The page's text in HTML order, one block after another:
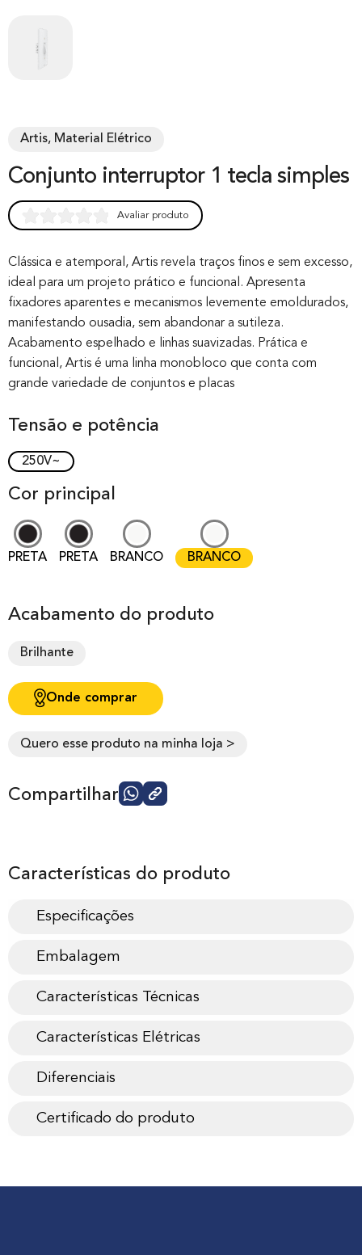
Artis, Material Elétrico
Conjunto interruptor 1 tecla simples
out of 0
based on
customer
rating
Avaliar produto
Clássica e atemporal, Artis revela traços finos e sem excesso,
ideal para um projeto prático e funcional. Apresenta
fixadores aparentes e mecanismos levemente emoldurados,
manifestando ousadia, sem abandonar a sutileza.
Acabamento espelhado e linhas suavizadas. Prática e
funcional, Artis é uma linha monobloco que conta com
grande variedade de conjuntos e placas
Tensão e potência
250V~
Cor principal
PRETA PRETA BRANCO BRANCO
Acabamento do produto
Brilhante
Onde comprar
Quero esse produto na minha loja >
Compartilhar
Características do produto
Especificações
Embalagem
Características Técnicas
Características Elétricas
Diferenciais
Certificado do produto